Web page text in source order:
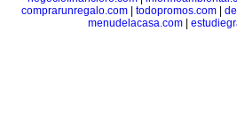
comprarunregalo.com| todopromos.com|
menudelacasa.com